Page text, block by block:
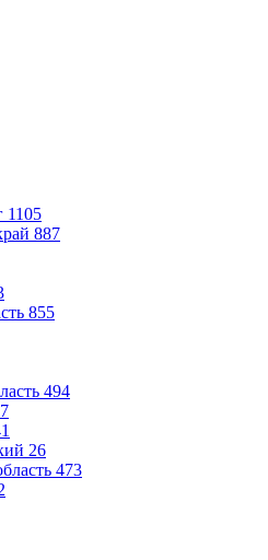
1105
887
855
494
26
473